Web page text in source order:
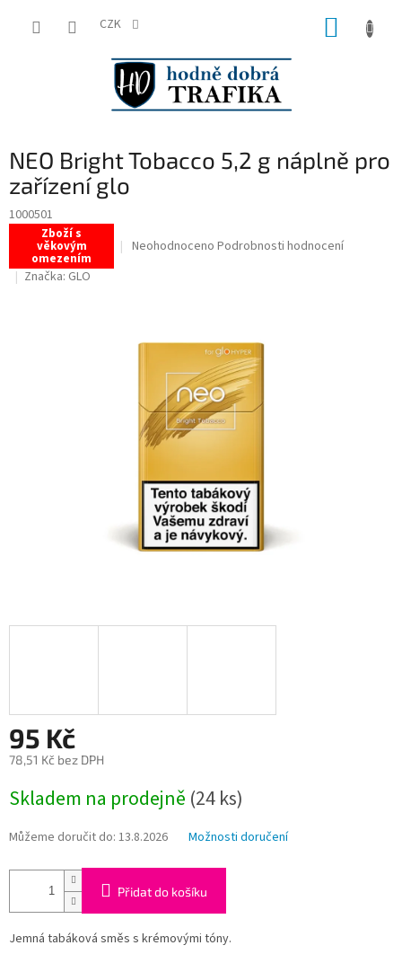
CZK
NEO Bright Tobacco 5,2 g náplně pro
zařízení glo
1000501
Zboží s
věkovým
omezením
Průměrné
Neohodnoceno Podrobnosti hodnocení
Značka: GLO
95 Kč
78,51 Kč bez DPH
cena:
Skladem na prodejně (24 ks)
Můžeme doručit do: 13.8.2026 Možnosti doručení
Přidat do košíku
Jemná tabáková směs s krémovými tóny.